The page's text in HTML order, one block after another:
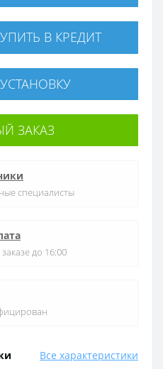
Все характеристики
В КРЕДИТ
ЗАКАЗ
специалисты
до 16:00